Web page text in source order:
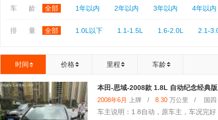
车 龄 全部 1年以内 2年以内 3年以内 4年以内
排 量 全部 1.0L以下 1.1-1.5L 1.6-2.0L 2.1-
时间 价格 里程 车龄
本田-思域-2008款 1.8L 自动纪念经典版
2008年6月 上牌 / 8.30 万公里 / 国四 /
车主说明：1.8自动，原车主，车况完